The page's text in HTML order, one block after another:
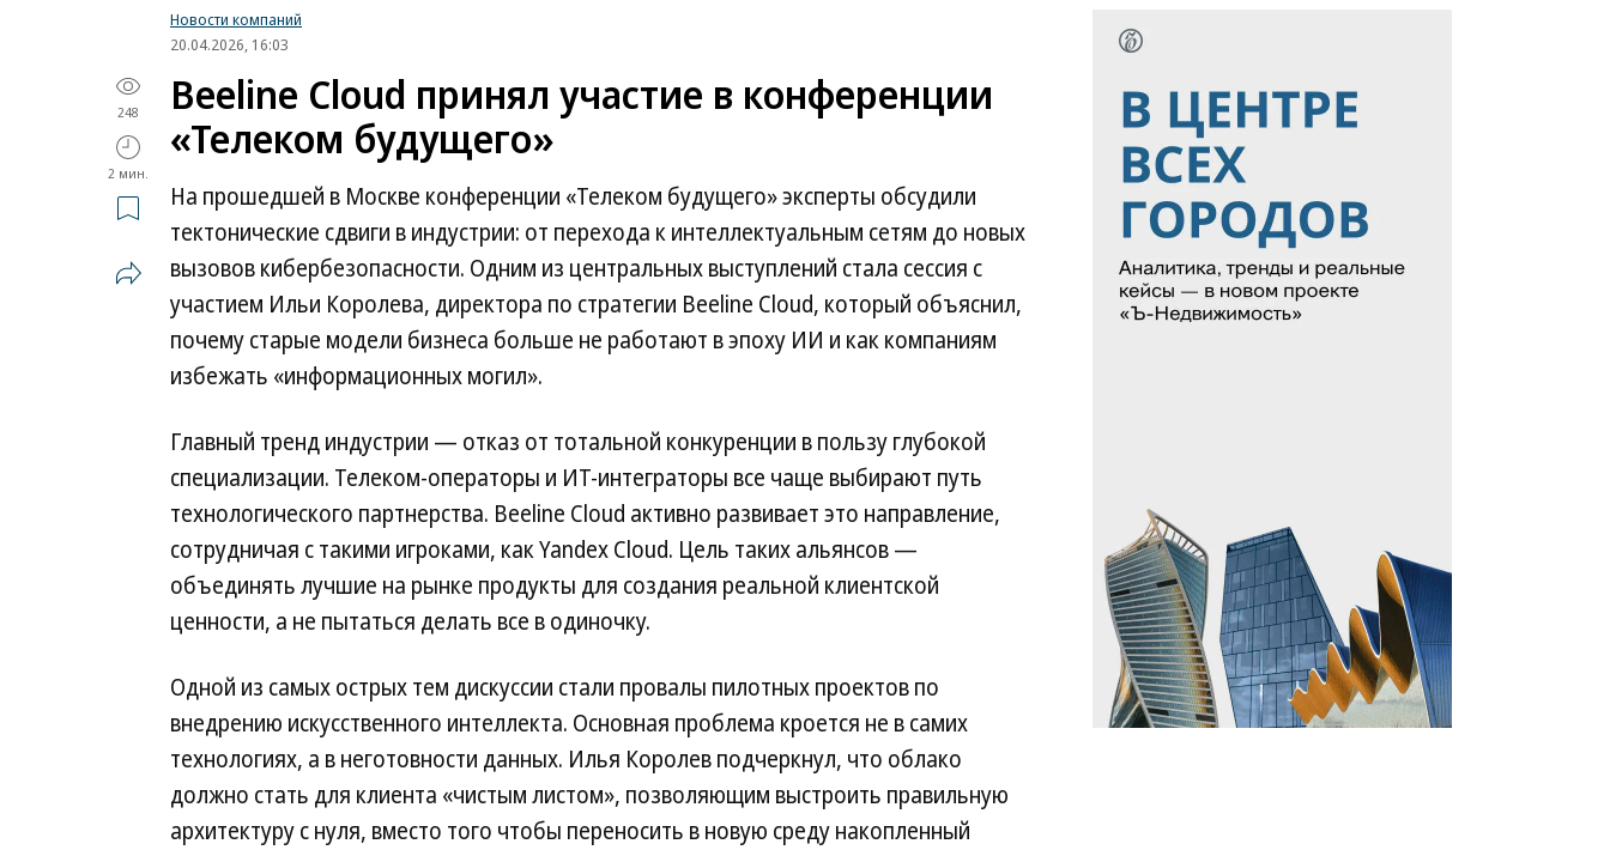
Новости компаний
20.04.2026, 16:03
248
2 мин.
Beeline Cloud принял участие в конференции
«Телеком будущего»
На прошедшей в Москве конференции «Телеком будущего» эксперты обсудили
тектонические сдвиги в индустрии: от перехода к интеллектуальным сетям до новых
вызовов кибербезопасности. Одним из центральных выступлений стала сессия с
участием Ильи Королева, директора по стратегии Beeline Cloud, который объяснил,
почему старые модели бизнеса больше не работают в эпоху ИИ и как компаниям
избежать «информационных могил».
Главный тренд индустрии — отказ от тотальной конкуренции в пользу глубокой
специализации. Телеком-операторы и ИТ-интеграторы все чаще выбирают путь
технологического партнерства. Beeline Cloud активно развивает это направление,
сотрудничая с такими игроками, как Yandex Cloud. Цель таких альянсов —
объединять лучшие на рынке продукты для создания реальной клиентской
ценности, а не пытаться делать все в одиночку.
Одной из самых острых тем дискуссии стали провалы пилотных проектов по
внедрению искусственного интеллекта. Основная проблема кроется не в самих
технологиях, а в неготовности данных. Илья Королев подчеркнул, что облако
должно стать для клиента «чистым листом», позволяющим выстроить правильную
архитектуру с нуля, вместо того чтобы переносить в новую среду накопленный